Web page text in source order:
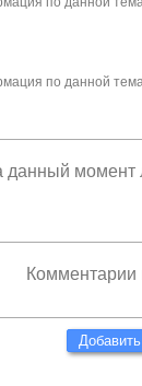
по данной
данный момент
Комментарии